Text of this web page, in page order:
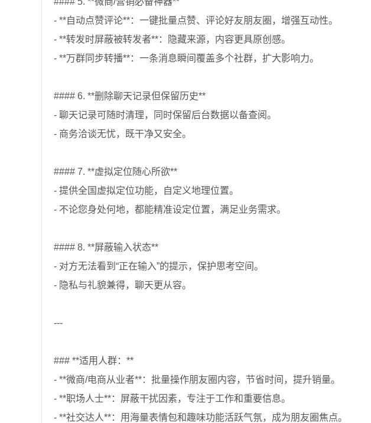
- **自动点赞评论**：一键批量点赞、评论好友朋友圈，增强互动性。
- **转发时屏蔽被转发者**：隐藏来源，内容更具原创感。
- **万群同步转播**：一条消息瞬间覆盖多个社群，扩大影响力。
#### 6. **删除聊天记录但保留历史**
- 聊天记录可随时清理，同时保留后台数据以备查阅。
- 商务洽谈无忧，既干净又安全。
#### 7. **虚拟定位随心所欲**
- 提供全国虚拟定位功能，自定义地理位置。
- 不论您身处何地，都能精准设定位置，满足业务需求。
#### 8. **屏蔽输入状态**
- 对方无法看到“正在输入”的提示，保护思考空间。
- 隐私与礼貌兼得，聊天更从容。
---
### **适用人群：**
- **微商/电商从业者**：批量操作朋友圈内容，节省时间，提升销量。
- **职场人士**：屏蔽干扰因素，专注于工作和重要信息。
- **社交达人**：用海量表情包和趣味功能活跃气氛，成为朋友圈焦点。